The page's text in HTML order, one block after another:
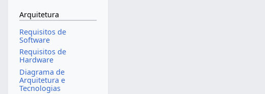
Arquitetura
Requisitos de
Software
Requisitos de
Hardware
Diagrama de
Arquitetura e
Tecnologias